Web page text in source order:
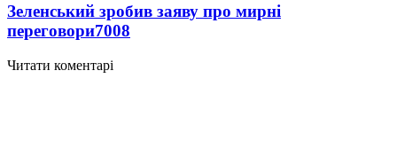
Зеленський зробив заяву про мирні
переговори7008
Читати коментарі